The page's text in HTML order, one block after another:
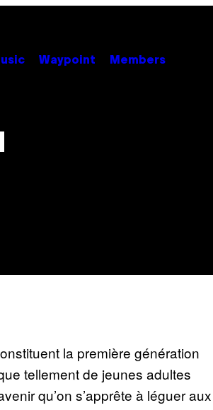
Waypoint Members
la première génération
tellement de jeunes adultes
qu’on s’apprête à léguer aux